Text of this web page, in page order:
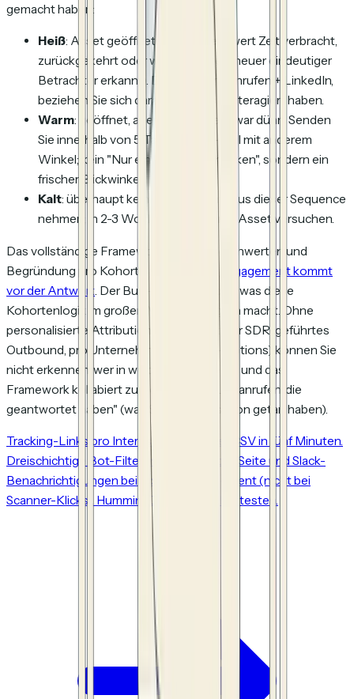
gemacht haben:
Heiß: Asset geöffnet und nennenswert Zeit verbracht,
zurückgekehrt oder weitergeleitet (neuer eindeutiger
Betrachter erkannt). Diese Woche anrufen + LinkedIn,
beziehen Sie sich darauf, womit sie interagiert haben.
Warm: geöffnet, aber Engagement war dünn. Senden
Sie innerhalb von 5 Tagen eine E-Mail mit anderem
Winkel; kein "Nur ein kurzes Nachhaken", sondern ein
frischer Blickwinkel.
Kalt: überhaupt kein Engagement. Aus dieser Sequence
nehmen; in 2-3 Wochen ein anderes Asset versuchen.
Das vollständige Framework, mit Schwellenwerten und
Begründung pro Kohorte, finden Sie in
Engagement kommt
vor der Antwort. Der Bulk-Versand ist das, was diese
Kohortenlogik im großen Maßstab möglich macht. Ohne
personalisierte Attribution (pro Kontakt für SDR-geführtes
Outbound, pro Unternehmen für ABM-Motions) können Sie
nicht erkennen, wer in welcher Kohorte ist, und das
Framework kollabiert zurück zu "die Leute anrufen, die
geantwortet haben" (was Sie ohnehin schon getan haben).
Tracking-Links pro Interessent aus einer CSV in fünf Minuten.
Dreischichtige Bot-Filterung, Analyse pro Seite und Slack-
Benachrichtigungen bei echtem Engagement (nicht bei
Scanner-Klicks). HummingDeck kostenlos testen.